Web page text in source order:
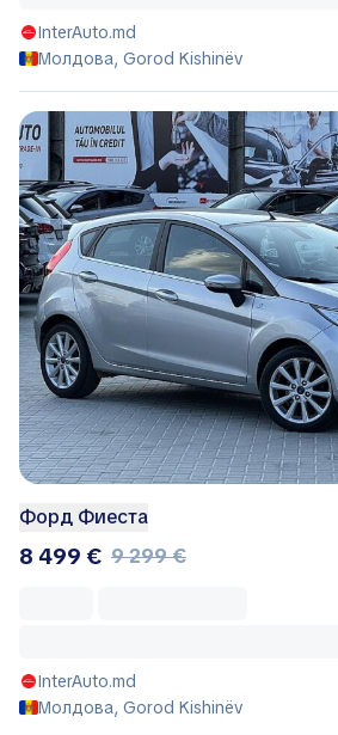
InterAuto.md
Молдова, Gorod Kishinëv
Форд Фиеста
8 499 € 9 299 €
InterAuto.md
Молдова, Gorod Kishinëv